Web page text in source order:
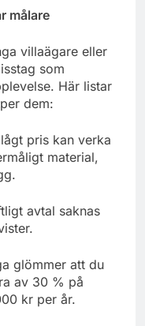
målare
villaägare eller
som
Här listar
dem:
pris kan verka
material,
avtal saknas
glömmer att du
av 30 % på
kr per år.